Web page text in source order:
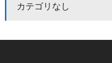
カテゴリなし